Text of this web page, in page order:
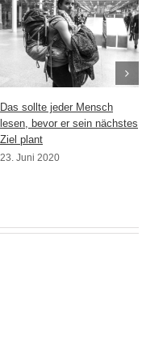
Das sollte jeder Mensch
lesen, bevor er sein nächstes
Ziel plant
23. Juni 2020